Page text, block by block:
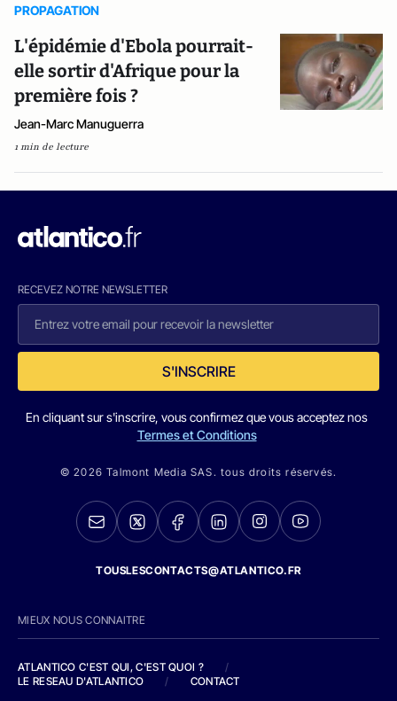
PROPAGATION
L'épidémie d'Ebola pourrait-
elle sortir d'Afrique pour la
première fois ?
Jean-Marc Manuguerra
1 min de lecture
RECEVEZ NOTRE NEWSLETTER
S'INSCRIRE
En cliquant sur s'inscrire, vous confirmez que vous acceptez nos
Termes et Conditions
© 2026 Talmont Media SAS. tous droits réservés.
TOUSLESCONTACTS@ATLANTICO.FR
MIEUX NOUS CONNAITRE
ATLANTICO C'EST QUI, C'EST QUOI ?
/
LE RESEAU D'ATLANTICO
/ CONTACT